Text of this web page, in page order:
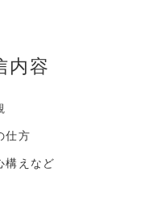
内容
仕方
構えなど